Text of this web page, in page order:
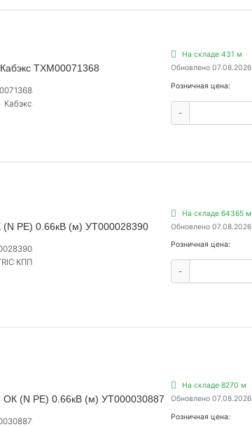
ТХМ00071368
Кабэкс
На складе 431 м
Обновлено 07.08.2026
Розничная цена:
-
PE) 0.66кВ (м) УТ000028390
КПП
На складе 64365 м
Обновлено 07.08.2026
Розничная цена:
-
ОК (N PE) 0.66кВ (м) УТ000030887
На складе 8270 м
Обновлено 07.08.2026
Розничная цена: